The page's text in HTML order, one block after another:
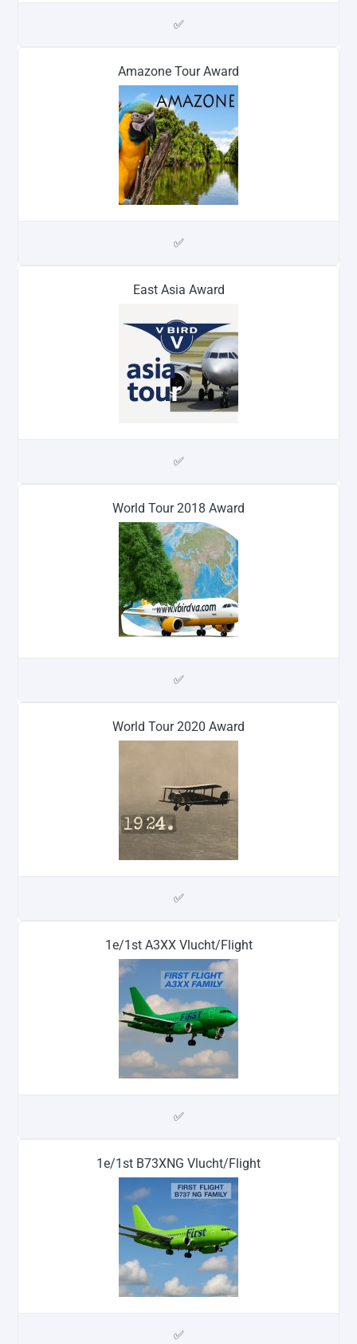
✅
Amazone Tour Award
✅
East Asia Award
✅
World Tour 2018 Award
✅
World Tour 2020 Award
✅
1e/1st A3XX Vlucht/Flight
✅
1e/1st B73XNG Vlucht/Flight
✅